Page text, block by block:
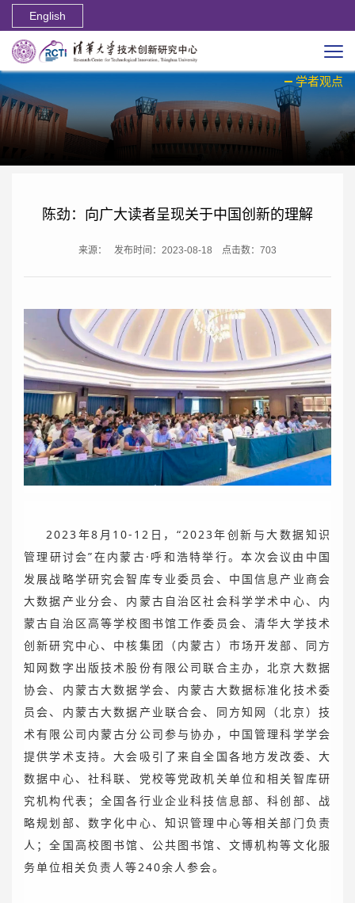
English
学者观点
陈劲：向广大读者呈现关于中国创新的理解
来源： 发布时间：2023-08-18 点击数： 703
2023年8月10-12日，“2023年创新与大数据知识
管理研讨会”在内蒙古·呼和浩特举行。本次会议由中国
发展战略学研究会智库专业委员会、中国信息产业商会
大数据产业分会、内蒙古自治区社会科学学术中心、内
蒙古自治区高等学校图书馆工作委员会、清华大学技术
创新研究中心、中核集团（内蒙古）市场开发部、同方
知网数字出版技术股份有限公司联合主办，北京大数据
协会、内蒙古大数据学会、内蒙古大数据标准化技术委
员会、内蒙古大数据产业联合会、同方知网（北京）技
术有限公司内蒙古分公司参与协办，中国管理科学学会
提供学术支持。大会吸引了来自全国各地方发改委、大
数据中心、社科联、党校等党政机关单位和相关智库研
究机构代表；全国各行业企业科技信息部、科创部、战
略规划部、数字化中心、知识管理中心等相关部门负责
人；全国高校图书馆、公共图书馆、文博机构等文化服
务单位相关负责人等240余人参会。